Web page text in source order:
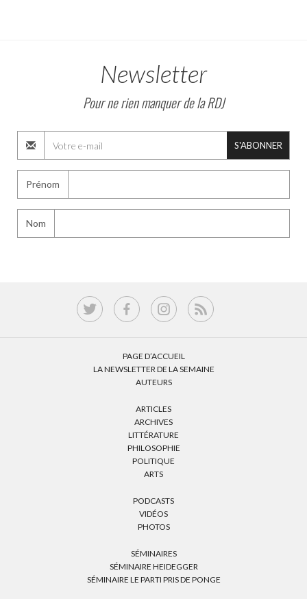
Newsletter
Pour ne rien manquer de la RDJ
S'ABONNER
Prénom
Nom
PAGE D’ACCUEIL
LA NEWSLETTER DE LA SEMAINE
AUTEURS
ARTICLES
ARCHIVES
LITTÉRATURE
PHILOSOPHIE
POLITIQUE
ARTS
PODCASTS
VIDÉOS
PHOTOS
SÉMINAIRES
SÉMINAIRE HEIDEGGER
SÉMINAIRE LE PARTI PRIS DE PONGE